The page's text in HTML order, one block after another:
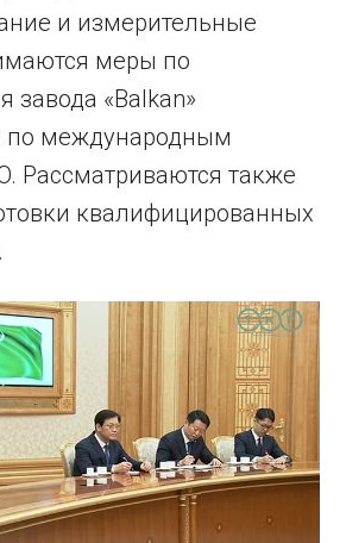
и измерительные
меры по
завода «Balkan»
по международным
Рассматриваются также
квалифицированных